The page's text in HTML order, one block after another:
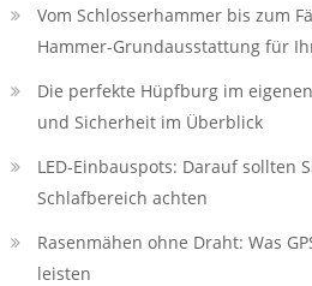
Vom Schlosserhammer bis zum
Hammer-Grundausstattung für
Die perfekte Hüpfburg im
und Sicherheit im Überblick
LED‑Einbauspots: Darauf sollten
Schlafbereich achten
Rasenmähen ohne Draht: Was
leisten